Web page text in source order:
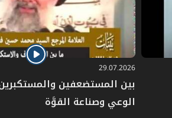
29.07.2026
بين المستضعفين
الوعي وصناعة القوَّة